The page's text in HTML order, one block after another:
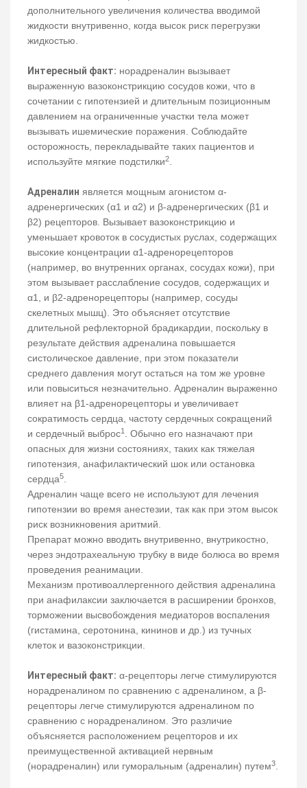
дополнительного увеличения количества вводимой
жидкости внутривенно, когда высок риск перегрузки
жидкостью.
Интересный факт: норадреналин вызывает
выраженную вазоконстрикцию сосудов кожи, что в
сочетании с гипотензией и длительным позиционным
давлением на ограниченные участки тела может
вызывать ишемические поражения. Соблюдайте
осторожность, перекладывайте таких пациентов и
используйте мягкие подстилки2.
Адреналин является мощным агонистом α-
адренергических (α1 и α2) и β-адренергических (β1 и
β2) рецепторов. Вызывает вазоконстрикцию и
уменьшает кровоток в сосудистых руслах, содержащих
высокие концентрации α1-адренорецепторов
(например, во внутренних органах, сосудах кожи), при
этом вызывает расслабление сосудов, содержащих и
α1, и β2-адренорецепторы (например, сосуды
скелетных мышц). Это объясняет отсутствие
длительной рефлекторной брадикардии, поскольку в
результате действия адреналина повышается
систолическое давление, при этом показатели
среднего давления могут остаться на том же уровне
или повыситься незначительно. Адреналин выраженно
влияет на β1-адренорецепторы и увеличивает
сократимость сердца, частоту сердечных сокращений
и сердечный выброс1 . Обычно его назначают при
опасных для жизни состояниях, таких как тяжелая
гипотензия, анафилактический шок или остановка
сердца5.
Адреналин чаще всего не используют для лечения
гипотензии во время анестезии, так как при этом высок
риск возникновения аритмий.
Препарат можно вводить внутривенно, внутрикостно,
через эндотрахеальную трубку в виде болюса во время
проведения реанимации.
Механизм противоаллергенного действия адреналина
при анафилаксии заключается в расширении бронхов,
торможении высвобождения медиаторов воспаления
(гистамина, серотонина, кининов и др.) из тучных
клеток и вазоконстрикции.
Интересный факт: α-рецепторы легче стимулируются
норадреналином по сравнению с адреналином, а β-
рецепторы легче стимулируются адреналином по
сравнению с норадреналином. Это различие
объясняется расположением рецепторов и их
преимущественной активацией нервным
(норадреналин) или гуморальным (адреналин) путем3.